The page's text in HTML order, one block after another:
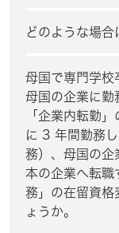
どのような場合
母国で専門学校
母国の企業に勤
「企業内転勤
に 3 年間勤務
務）、母国の企
本の企業へ転職
務」の在留資格
ょうか。